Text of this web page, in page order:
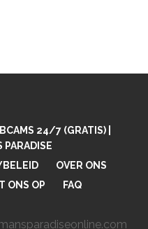
24/7 (GRATIS) |
PARADISE
OVER ONS
ONS OP
FAQ